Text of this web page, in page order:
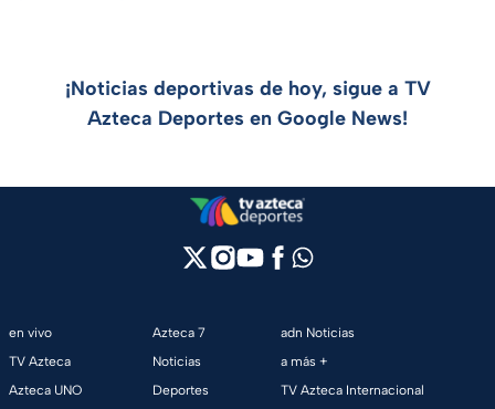
¡Noticias deportivas de hoy, sigue a TV
Azteca Deportes en Google News!
en vivo
TV Azteca
Azteca UNO
Azteca 7
Noticias
Deportes
adn Noticias
a más +
TV Azteca Internacional